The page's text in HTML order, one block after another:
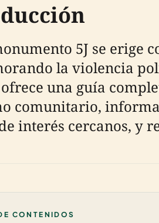
5J se erige
la violencia
una guía
comunitario,
interés cercanos, y
CONTENIDOS